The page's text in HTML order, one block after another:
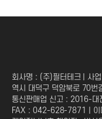
회사명 : (주)필터테크 | 사
역시 대덕구 덕암북로 70
통신판매업 신고 : 2016-
FAX : 042-628-7871 |